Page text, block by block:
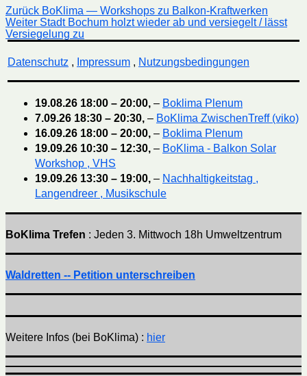
Beitragsnavigation
Zurück Vorheriger
Beitrag:
BoKlima — Workshops zu Balkon-Kraftwerken
Weiter Nächster
Beitrag:
Stadt Bochum holzt wieder ab und versiegelt / lässt
Versiegelung zu
Datenschutz , Impressum, Nutzungsbedingungen
19.08.26 18:00 – 20:00, – Boklima Plenum
7.09.26 18:30 – 20:30, – BoKlima ZwischenTreff (viko)
16.09.26 18:00 – 20:00, – Boklima Plenum
19.09.26 10:30 – 12:30, – BoKlima - Balkon Solar
Workshop , VHS
19.09.26 13:30 – 19:00, – Nachhaltigkeitstag ,
Langendreer , Musikschule
BoKlima Trefen : Jeden 3. Mittwoch 18h Umweltzentrum
Waldretten -- Petition unterschreiben
Weitere Infos (bei BoKlima) : hier